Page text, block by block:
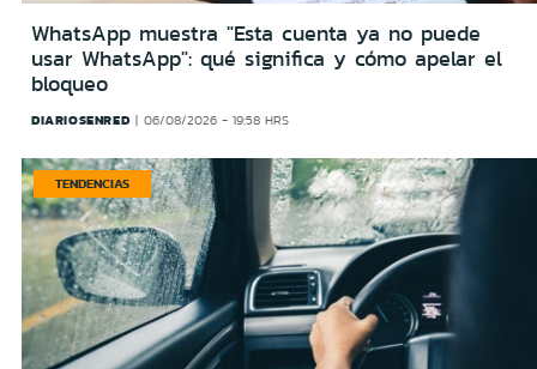
WhatsApp muestra "Esta cuenta ya no puede
usar WhatsApp": qué significa y cómo apelar el
bloqueo
DIARIOSENRED 06/08/2026 - 19:58 HRS
TENDENCIAS